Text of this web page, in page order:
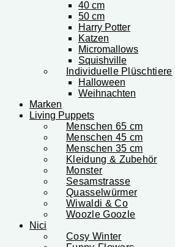
40 cm
50 cm
Harry Potter
Katzen
Micromallows
Squishville
Individuelle Plüschtiere
Halloween
Weihnachten
Marken
Living Puppets
Menschen 65 cm
Menschen 45 cm
Menschen 35 cm
Kleidung & Zubehör
Monster
Sesamstrasse
Quasselwürmer
Wiwaldi & Co
Woozle Goozle
Nici
Cosy Winter